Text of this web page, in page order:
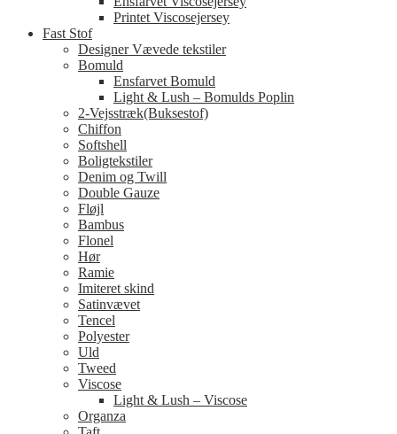
Printet Viscosejersey
Fast Stof
Designer Vævede tekstiler
Bomuld
Ensfarvet Bomuld
Light & Lush – Bomulds Poplin
2-Vejsstræk(Buksestof)
Chiffon
Softshell
Boligtekstiler
Denim og Twill
Double Gauze
Fløjl
Bambus
Flonel
Hør
Ramie
Imiteret skind
Satinvævet
Tencel
Polyester
Uld
Tweed
Viscose
Light & Lush – Viscose
Organza